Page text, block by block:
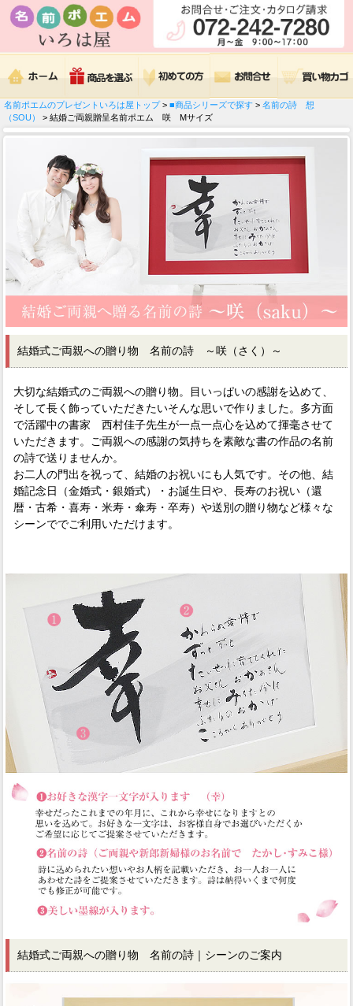
名前ポエムのプレゼントいろは屋トップ> ■商品シリーズで探す > 名前の詩 想
（SOU）
> 結婚ご両親贈呈名前ポエム 咲 Mサイズ
結婚式ご両親への贈り物 名前の詩 ～咲（さく）～
大切な結婚式のご両親への贈り物。目いっぱいの感謝を込めて、
そして長く飾っていただきたいそんな思いで作りました。多方面
で活躍中の書家 西村佳子先生が一点一点心を込めて揮毫させて
いただきます。ご両親への感謝の気持ちを素敵な書の作品の名前
の詩で送りませんか。
お二人の門出を祝って、結婚のお祝いにも人気です。その他、結
婚記念日（金婚式・銀婚式）・お誕生日や、長寿のお祝い（還
暦・古希・喜寿・米寿・傘寿・卒寿）や送別の贈り物など様々な
シーンででご利用いただけます。
結婚式ご両親への贈り物 名前の詩｜シーンのご案内